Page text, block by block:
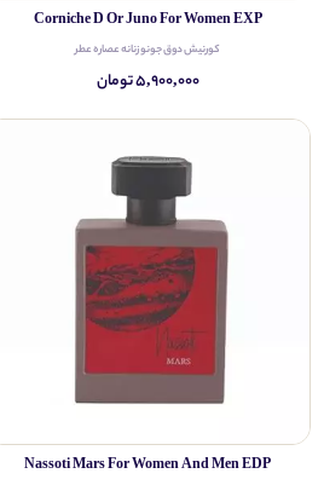
Corniche D Or Juno For Women EXP
کورنیش دوق جونو زنانه عصاره عطر
۵,۹۰۰,۰۰۰ تومان
Nassoti Mars For Women And Men EDP